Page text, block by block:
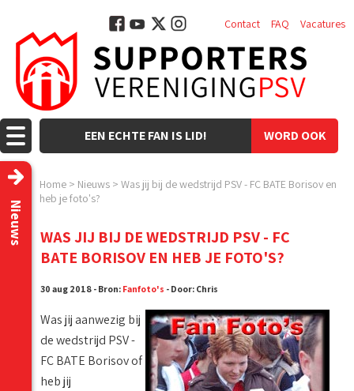
WORD OOK
EEN ECHTE FAN IS LID!
Contact FAQ Vacatures
Home > Nieuws > Was jij bij de wedstrijd PSV - FC BATE Borisov en
heb je foto's?
Nieuws
WAS JIJ BIJ DE WEDSTRIJD PSV - FC
BATE BORISOV EN HEB JE FOTO'S?
30 aug 2018 - Bron: Fanfoto's - Door: Chris
Was jij aanwezig bij
de wedstrijd PSV -
FC BATE Borisov of
heb jij